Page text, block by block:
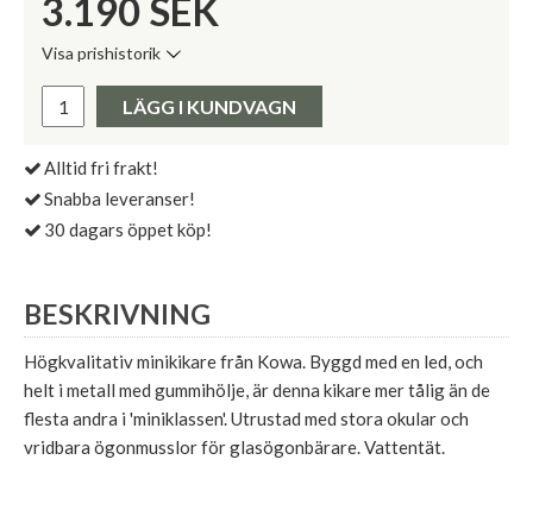
3.190 SEK
Visa prishistorik
Pris:
LÄGG I KUNDVAGN
Alltid fri frakt!
Snabba leveranser!
30 dagars öppet köp!
BESKRIVNING
Högkvalitativ minikikare från Kowa. Byggd med en led, och
helt i metall med gummihölje, är denna kikare mer tålig än de
flesta andra i 'miniklassen'. Utrustad med stora okular och
vridbara ögonmusslor för glasögonbärare. Vattentät.